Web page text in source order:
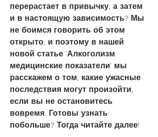
перерастает в привычку, а затем
и в настоящую зависимость? Мы
не боимся говорить об этом
открыто, и поэтому в нашей
новой статье 'Алкоголизм
медицинские показатели' мы
расскажем о том, какие ужасные
последствия могут произойти,
если вы не остановитесь
вовремя. Готовы узнать
побольше? Тогда читайте далее!